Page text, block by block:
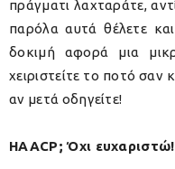
πράγματι λαχταράτε,
παρόλα αυτά θέλετε
δοκιμή αφορά μια
χειριστείτε το ποτό σαν
αν μετά οδηγείτε!
HAACP; Όχι ευχαριστώ!